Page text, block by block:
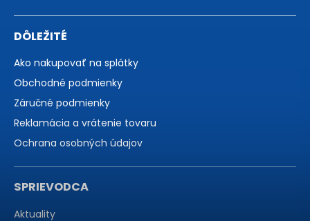
DÔLEŽITÉ
Ako nakupovať na splátky
Obchodné podmienky
Záručné podmienky
Reklamácia a vrátenie tovaru
Ochrana osobných údajov
SPRIEVODCA
Aktuality